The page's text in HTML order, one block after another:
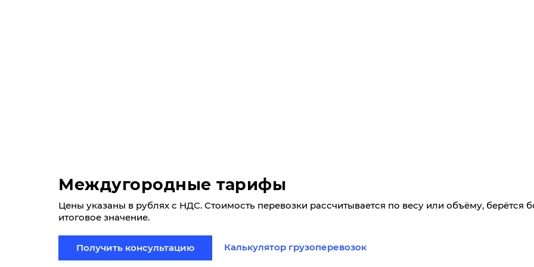
Междугородные тарифы
Цены указаны в рублях с НДС. Стоимость перевозки рассчитывается по весу или объёму, берётся
итоговое значение.
Получить консультацию Калькулятор грузоперевозок